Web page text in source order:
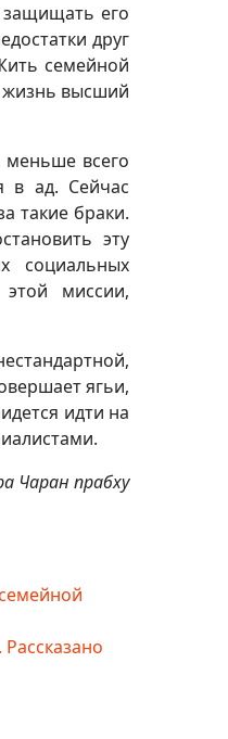
его
друг
семейной
жизнь высший
всего
в ад. Сейчас
такие браки.
эту
социальных
миссии,
ягьи,
идти на
Чаран прабху